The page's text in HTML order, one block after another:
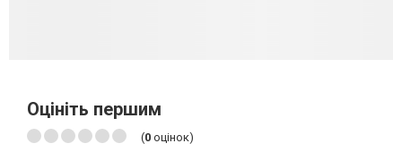
Оцініть першим
(0 оцінок)